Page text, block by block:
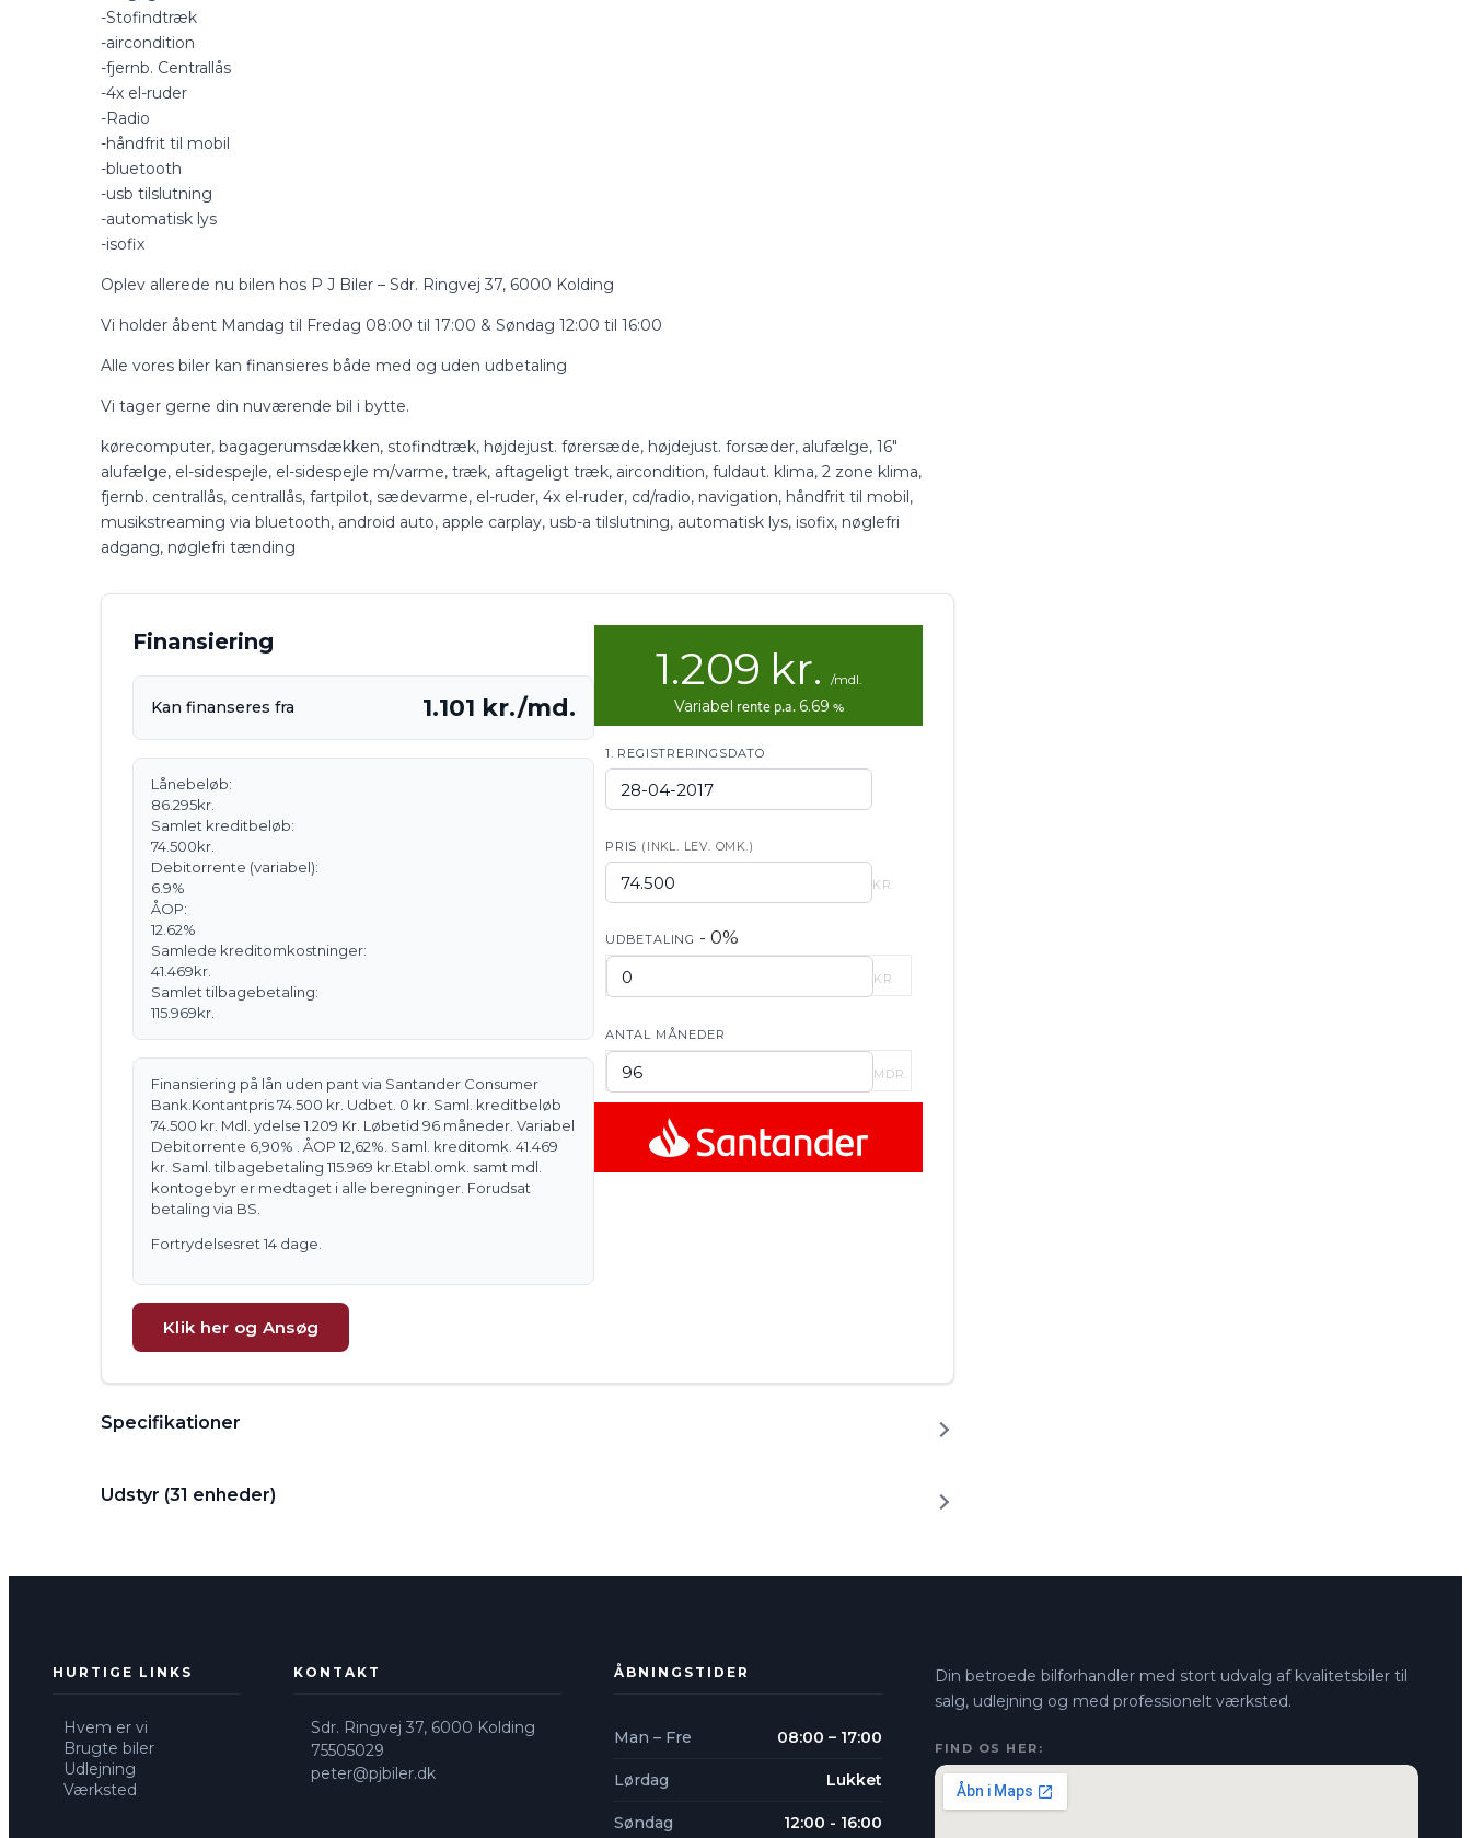
-Stofindtræk
-aircondition
-fjernb. Centrallås
-4x el-ruder
-Radio
-håndfrit til mobil
-bluetooth
-usb tilslutning
-automatisk lys
-isofix
Oplev allerede nu bilen hos P J Biler – Sdr. Ringvej 37, 6000 Kolding
Vi holder åbent Mandag til Fredag 08:00 til 17:00 & Søndag 12:00 til 16:00
Alle vores biler kan finansieres både med og uden udbetaling
Vi tager gerne din nuværende bil i bytte.
kørecomputer, bagagerumsdækken, stofindtræk, højdejust. førersæde, højdejust. forsæder, alufælge, 16″
alufælge, el-sidespejle, el-sidespejle m/varme, træk, aftageligt træk, aircondition, fuldaut. klima, 2 zone klima,
fjernb. centrallås, centrallås, fartpilot, sædevarme, el-ruder, 4x el-ruder, cd/radio, navigation, håndfrit til mobil,
musikstreaming via bluetooth, android auto, apple carplay, usb-a tilslutning, automatisk lys, isofix, nøglefri
adgang, nøglefri tænding
Finansiering
Kan finanseres fra 1.101 kr./md.
Lånebeløb:
86.295kr.
Samlet kreditbeløb:
74.500kr.
Debitorrente (variabel):
6.9%
ÅOP:
12.62%
Samlede kreditomkostninger:
41.469kr.
Samlet tilbagebetaling:
115.969kr.
Finansiering på lån uden pant via Santander Consumer
Bank. Kontantpris 74.500 kr. Udbet. 0 kr. Saml. kreditbeløb
74.500 kr. Mdl. ydelse 1.209 Kr. Løbetid 96 måneder. Variabel
Debitorrente 6,90% . ÅOP 12,62%. Saml. kreditomk. 41.469
kr. Saml. tilbagebetaling 115.969 kr. Etabl.omk. samt mdl.
kontogebyr er medtaget i alle beregninger. Forudsat
betaling via BS.
Fortrydelsesret 14 dage.
Klik her og Ansøg
1.209 kr. /mdl.
Variabel rente p.a. 6.69 %
1. REGISTRERINGSDATO
PRIS (INKL. LEV. OMK.)
KR.
UDBETALING - 0%
KR.
ANTAL MÅNEDER
MDR.
Specifikationer
Udstyr (31 enheder)
HURTIGE LINKS
Hvem er vi
Brugte biler
Udlejning
Værksted
KONTAKT
Sdr. Ringvej 37, 6000 Kolding​
75505029
peter@pjbiler.dk
ÅBNINGSTIDER
Man – Fre 08:00 – 17:00
Lørdag Lukket
Søndag 12:00 - 16:00
Din betroede bilforhandler med stort udvalg af kvalitetsbiler til
salg, udlejning og med professionelt værksted.
FIND OS HER: